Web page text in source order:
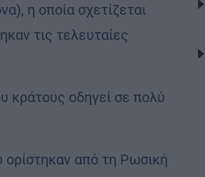
η οποία σχετίζεται
τις τελευταίες
κράτους οδηγεί σε πολύ
ορίστηκαν από τη Ρωσική